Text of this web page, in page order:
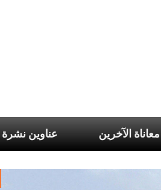
بالتعاطف مع معاناة الآخرين